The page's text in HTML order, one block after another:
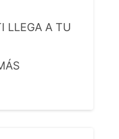
LLEGA A TU